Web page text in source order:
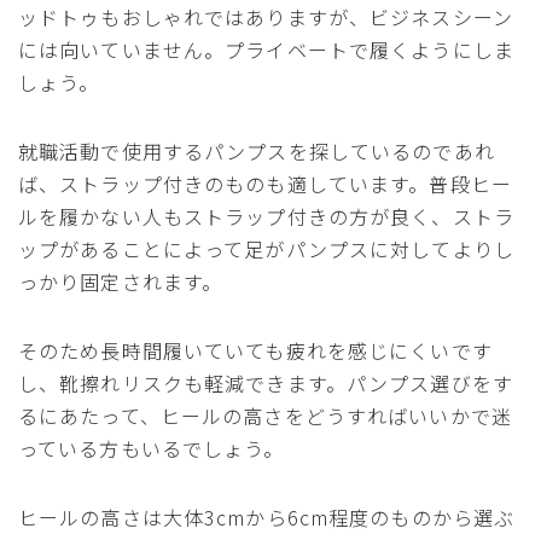
ッドトゥもおしゃれではありますが、ビジネスシーン
には向いていません。プライベートで履くようにしま
しょう。
就職活動で使用するパンプスを探しているのであれ
ば、ストラップ付きのものも適しています。普段ヒー
ルを履かない人もストラップ付きの方が良く、ストラ
ップがあることによって足がパンプスに対してよりし
っかり固定されます。
そのため長時間履いていても疲れを感じにくいです
し、靴擦れリスクも軽減できます。パンプス選びをす
るにあたって、ヒールの高さをどうすればいいかで迷
っている方もいるでしょう。
ヒールの高さは大体3cmから6cm程度のものから選ぶ